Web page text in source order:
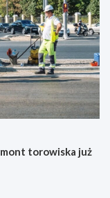
torowiska już